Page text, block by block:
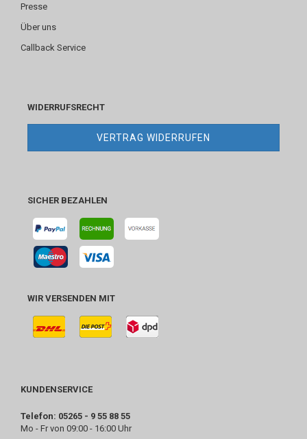
Presse
Über uns
Callback Service
WIDERRUFSRECHT
VERTRAG WIDERRUFEN
SICHER BEZAHLEN
WIR VERSENDEN MIT
KUNDENSERVICE
Telefon: 05265 - 9 55 88 55
Mo - Fr von 09:00 - 16:00 Uhr